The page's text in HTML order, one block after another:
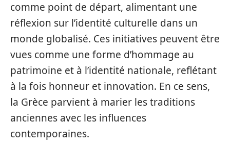
comme point de départ, alimentant une
réflexion sur l’identité culturelle dans un
monde globalisé. Ces initiatives peuvent être
vues comme une forme d’hommage au
patrimoine et à l’identité nationale, reflétant
à la fois honneur et innovation. En ce sens,
la Grèce parvient à marier les traditions
anciennes avec les influences
contemporaines.